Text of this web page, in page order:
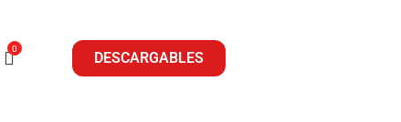
0
DESCARGABLES